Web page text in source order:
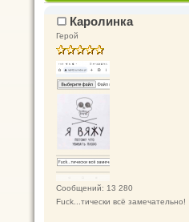
Каролинка
Герой
Сообщений: 13 280
Fuck...тически всё замечательно!